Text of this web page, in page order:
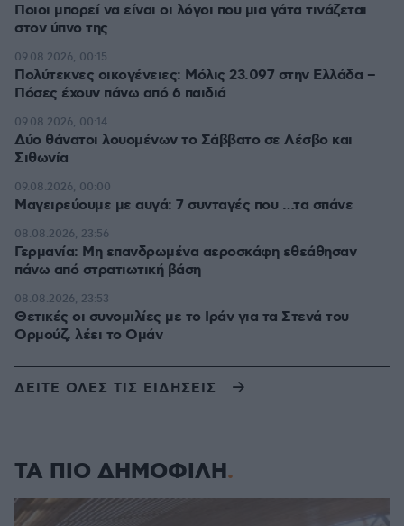
Ποιοι μπορεί να είναι οι λόγοι που μια γάτα τινάζεται
στον ύπνο της
Πολύτεκνες οικογένειες: Μόλις 23.097 στην Ελλάδα –
Πόσες έχουν πάνω από 6 παιδιά
09.08.2026, 00:15
Δύο θάνατοι λουομένων το Σάββατο σε Λέσβο και
Σιθωνία
09.08.2026, 00:14
Μαγειρεύουμε με αυγά: 7 συνταγές που …τα σπάνε
09.08.2026, 00:00
Γερμανία: Μη επανδρωμένα αεροσκάφη εθεάθησαν
πάνω από στρατιωτική βάση
08.08.2026, 23:56
Θετικές οι συνομιλίες με το Ιράν για τα Στενά του
Ορμούζ, λέει το Ομάν
08.08.2026, 23:53
ΔΕΙΤΕ ΟΛΕΣ ΤΙΣ ΕΙΔΗΣΕΙΣ
ΤΑ ΠΙΟ ΔΗΜΟΦΙΛΗ